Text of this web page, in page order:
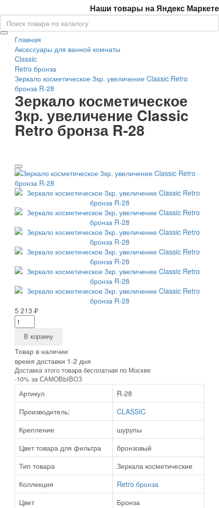
Наши товары на Яндекс Маркете
Главная
Аксессуары для ванной комнаты
Classic
Retro бронза
Зеркало косметическое 3кр. увеличение Classic Retro
бронза R-28
Зеркало косметическое
3кр. увеличение Classic
Retro бронза R-28
5 213 ₽
В корзину
Товар в наличии
время доставки 1-2 дня
Доставка этого товара бесплатная по Москве
-10% за САМОВЫВОЗ
Артикул
R-28
Производитель:
CLASSIC
Крепление
шурупы
Цвет товара для фильтра
бронзовый
Тип товара
Зеркала косметические
Коллекция
Retro бронза
Цвет
Бронза